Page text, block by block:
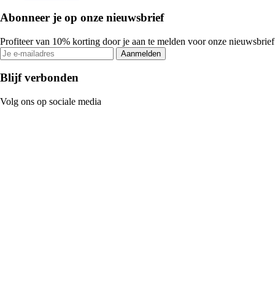
Abonneer je op onze nieuwsbrief
Profiteer van 10% korting door je aan te melden voor onze nieuwsbrief
Aanmelden
Blijf verbonden
Volg ons op sociale media